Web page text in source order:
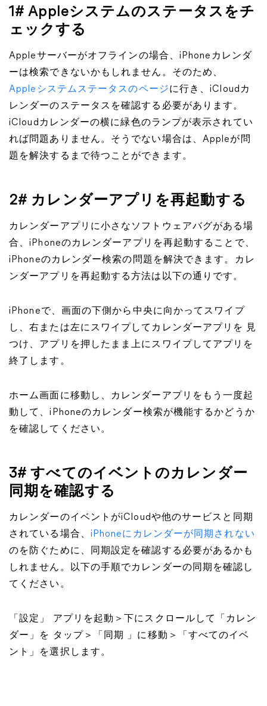
1# Appleシステムのステータスをチ
ェックする
Appleサーバーがオフラインの場合、iPhoneカレンダ
ーは検索できないかもしれません。そのため、
Appleシステムステータスのページに行き、iCloudカ
レンダーのステータスを確認する必要があります。
iCloudカレンダーの横に緑色のランプが表示されてい
れば問題ありません。そうでない場合は、Appleが問
題を解決するまで待つことができます。
2# カレンダーアプリを再起動する
カレンダーアプリに小さなソフトウェアバグがある場
合、iPhoneのカレンダーアプリを再起動することで、
iPhoneのカレンダー検索の問題を解決できます。カレ
ンダーアプリを再起動する方法は以下の通りです。
iPhoneで、画面の下側から中央に向かってスワイプ
し、右または左にスワイプしてカレンダーアプリを 見
つけ、アプリを押したまま上にスワイプしてアプリを
終了します。
ホーム画面に移動し、カレンダーアプリをもう一度起
動して、iPhoneのカレンダー検索が機能するかどうか
を確認してください。
3# すべてのイベントのカレンダー
同期を確認する
カレンダーのイベントがiCloudや他のサービスと同期
されている場合、 iPhoneにカレンダーが同期されない
のを防ぐために、同期設定を確認する必要があるかも
しれません。以下の手順でカレンダーの同期を確認し
てください。
「設定」 アプリを起動＞下にスクロールして「カレン
ダー」を タップ＞「同期 」に移動＞「すべてのイベ
ント」を選択します。